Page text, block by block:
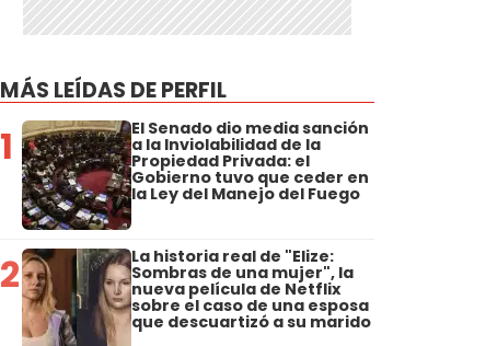
MÁS LEÍDAS DE PERFIL
1 El Senado dio media sanción
a la Inviolabilidad de la
Propiedad Privada: el
Gobierno tuvo que ceder en
la Ley del Manejo del Fuego
2 La historia real de "Elize:
Sombras de una mujer", la
nueva película de Netflix
sobre el caso de una esposa
que descuartizó a su marido